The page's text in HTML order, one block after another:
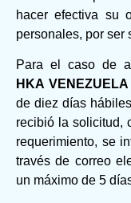
hacer efectiva su
personales, por ser
Para el caso de
HKA
de diez días
recibió la solicitud,
requerimiento, se
través de correo
un máximo de 5